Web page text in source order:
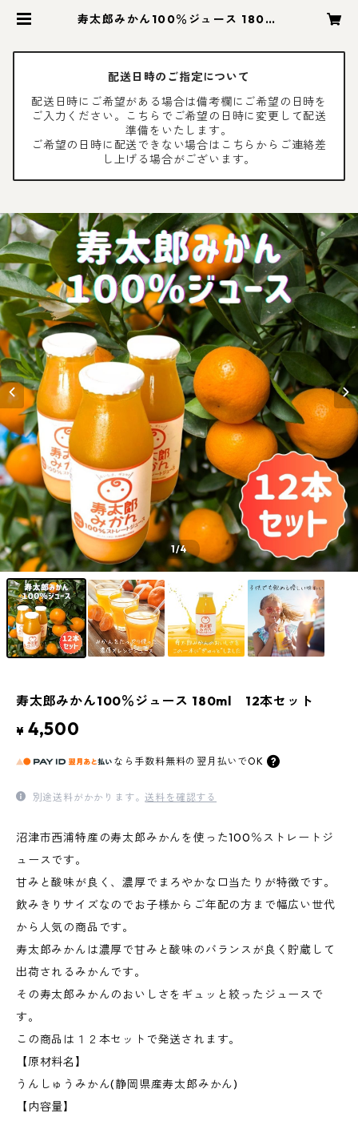
寿太郎みかん100％ジュース 180ml
配送日時のご指定について
配送日時にご希望がある場合は備考欄にご希望の日時を
ご入力ください。こちらでご希望の日時に変更して配送
準備をいたします。
ご希望の日時に配送できない場合はこちらからご連絡差
し上げる場合がございます。
1/4
寿太郎みかん100％ジュース 180ml 12本セット
¥ 4,500
なら 手数料無料の 翌月払いでOK
別途送料がかかります。送料を確認する
沼津市西浦特産の寿太郎みかんを使った100％ストレートジ
ュースです。
甘みと酸味が良く、濃厚でまろやかな口当たりが特徴です。
飲みきりサイズなのでお子様からご年配の方まで幅広い世代
から人気の商品です。
寿太郎みかんは濃厚で甘みと酸味のバランスが良く貯蔵して
出荷されるみかんです。
その寿太郎みかんのおいしさをギュッと絞ったジュースで
す。
この商品は１２本セットで発送されます。
【原材料名】
うんしゅうみかん(静岡県産寿太郎みかん)
【内容量】